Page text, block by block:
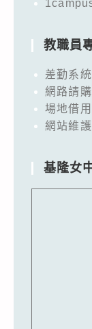
教職員
差勤系統
網路請
場地借
網站維
基隆女